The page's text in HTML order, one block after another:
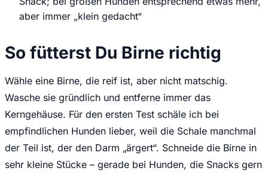
aber immer „klein gedacht“
So fütterst Du Birne richtig
Wähle eine Birne, die reif ist, aber nicht matschig.
Wasche sie gründlich und entferne immer das
Kerngehäuse. Für den ersten Test schäle ich bei
empfindlichen Hunden lieber, weil die Schale manchmal
der Teil ist, der den Darm „ärgert“. Schneide die Birne in
sehr kleine Stücke – gerade bei Hunden, die Snacks gern